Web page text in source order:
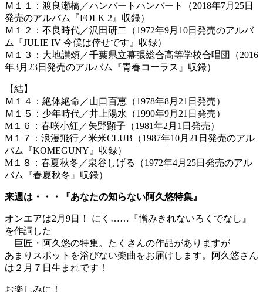
Ｍ１１：渡良瀬橋／ハンバートハンバート（2018年7月25日
発売のアルバム『FOLK 2』収録）
Ｍ１２：不良時代／沢田研二（1972年9月10日発売のアルバ
ム『JULIE IV 今僕は倖せです』収録）
Ｍ１３：大地讃頌／千葉県立幕張総合高等学校合唱団（2016
年3月23日発売のアルバム『青春コーラス』収録）
【結】
Ｍ１４：絶体絶命／山口百恵（1978年8月21日発売）
Ｍ１５：少年時代／井上陽水（1990年9月21日発売）
M１６：春咲小紅／矢野顕子（1981年2月1日発売）
M１７：浪漫飛行／米米CLUB（1987年10月21日発売のアル
バム『KOMEGUNY』収録）
M１８：春夏秋冬／泉谷しげる（1972年4月25日発売のアル
バム『春夏秋冬』収録）
来週は・・・『あなたの知らない阿久悠特集』
オンエアは2月9日！ にく……『憎みきれないろくでなし』
を作詞した
巨匠・阿久悠の特集。たくさんの作品がありますが
あまりスポットを浴びない楽曲をお届けします。阿久悠さん
は２月７日生まれです！
お楽しみに！